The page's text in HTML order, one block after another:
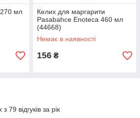
мл
Келих для маргарити
Pasabahce Enoteca 460 мл
(44668)
Немає в наявності
156 ₴
79 відгуків за рік